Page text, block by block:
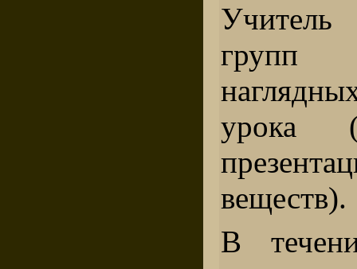
Учитель
групп
урока
веществ).
В